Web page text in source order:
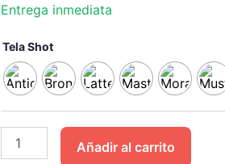
Entrega inmediata
Tela Shot
Sillón
Chesterfield
3
Cuerpos
cantidad
Añadir al carrito